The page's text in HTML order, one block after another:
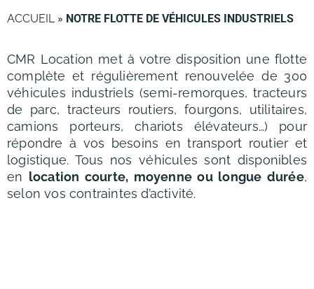
ACCUEIL» NOTRE FLOTTE DE VÉHICULES INDUSTRIELS
CMR Location met à votre disposition une flotte
complète et régulièrement renouvelée de 300
véhicules industriels (semi-remorques, tracteurs
de parc, tracteurs routiers, fourgons, utilitaires,
camions porteurs, chariots élévateurs…) pour
répondre à vos besoins en transport routier et
logistique. Tous nos véhicules sont disponibles
en location courte, moyenne ou longue durée,
selon vos contraintes d’activité.